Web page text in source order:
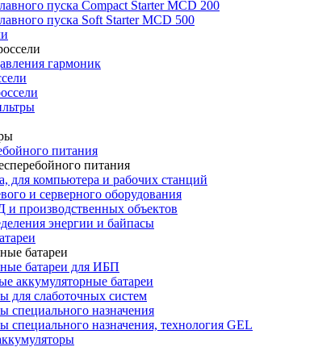
пуска Compact Starter MCD 200
пуска Soft Starter MCD 500
гармоник
питания
питания
для компьютера и рабочих станций
и серверного оборудования
производственных объектов
энергии и байпасы
батареи
батареи для ИБП
аккумуляторные батареи
для слаботочных систем
специального назначения
специального назначения, технология GEL